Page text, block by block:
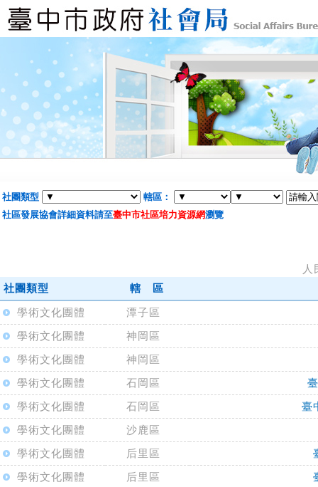
社團類型
轄區：
社區發展協會詳細資料請至臺中市社區培力資源網瀏覽
社團類型
轄 區
學術文化團體
潭子區
學術文化團體
神岡區
學術文化團體
神岡區
學術文化團體
石岡區
學術文化團體
石岡區
臺
學術文化團體
沙鹿區
學術文化團體
后里區
學術文化團體
后里區